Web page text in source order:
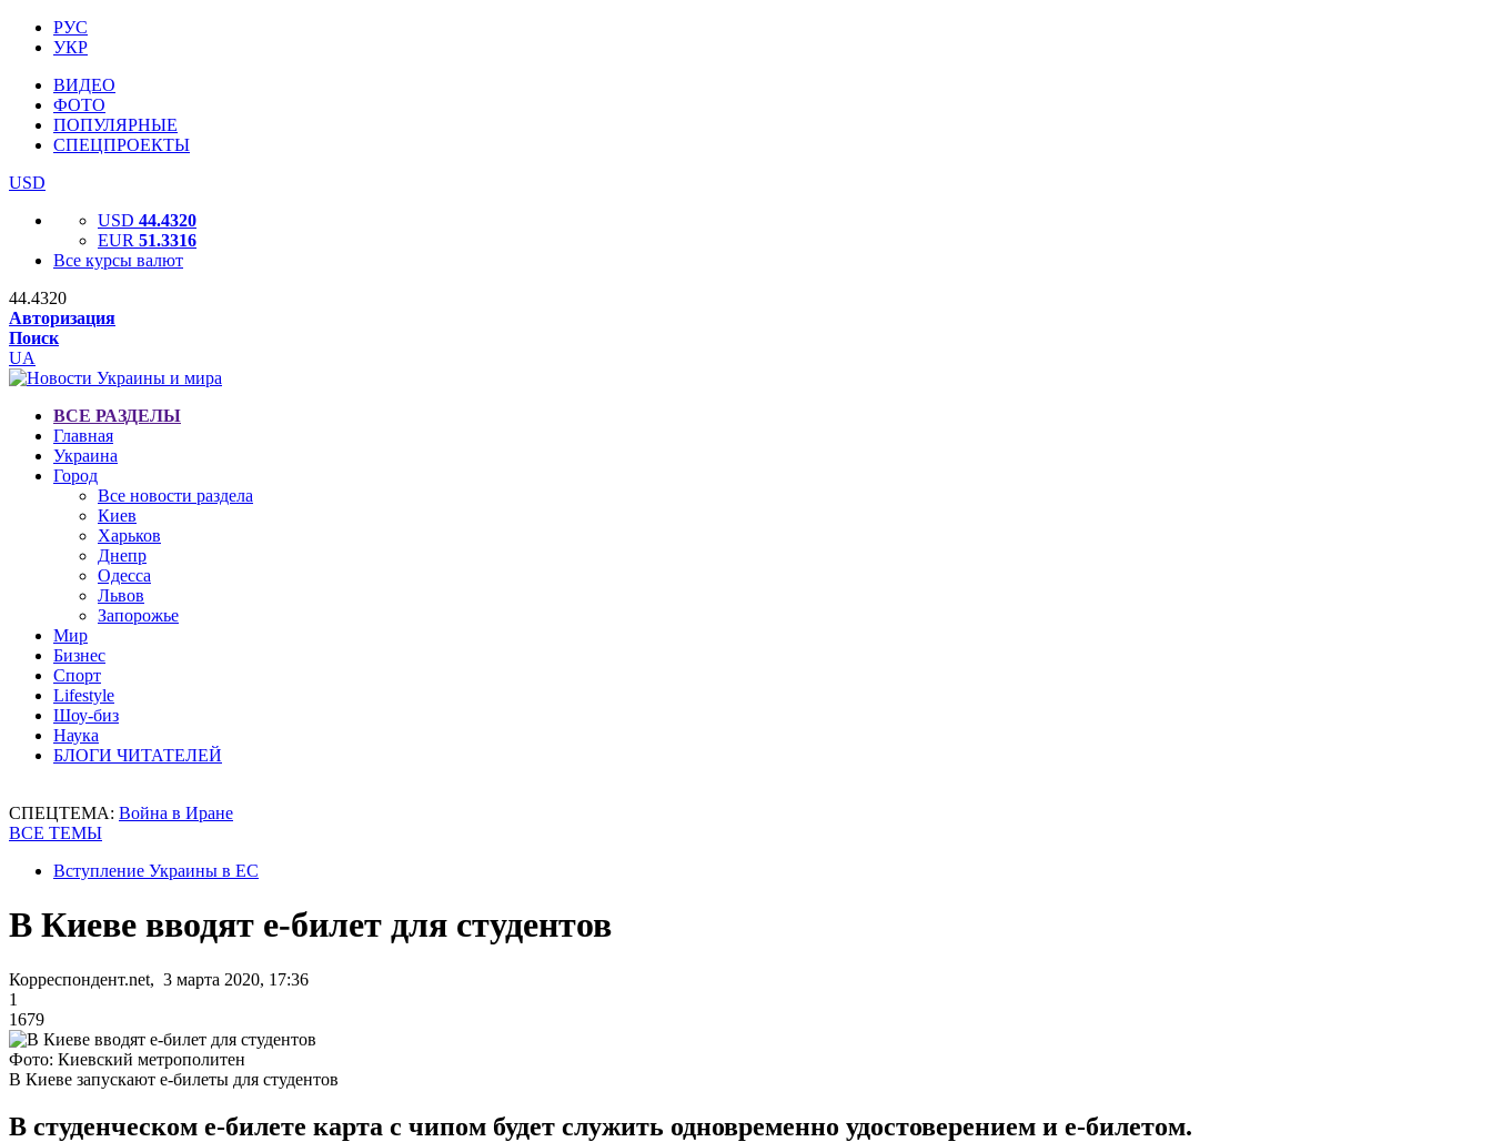
РУС
УКР
ВИДЕО
ФОТО
ПОПУЛЯРНЫЕ
СПЕЦПРОЕКТЫ
USD
USD 44.4320
EUR 51.3316
Все курсы валют
44.4320
Авторизация
Поиск
UA
ВСЕ РАЗДЕЛЫ
Главная
Украина
Город
Все новости раздела
Киев
Харьков
Днепр
Одесса
Львов
Запорожье
Мир
Бизнес
Спорт
Lifestyle
Шоу-биз
Наука
БЛОГИ ЧИТАТЕЛЕЙ
СПЕЦТЕМА: Война в Иране
ВСЕ ТЕМЫ
Вступление Украины в ЕС
В Киеве вводят е-билет для студентов
Корреспондент.net, 3 марта 2020, 17:36
1
1679
Фото: Киевский метрополитен
В Киеве запускают е-билеты для студентов
В студенческом е-билете карта с чипом будет служить одновременно удостоверением и е-билетом.